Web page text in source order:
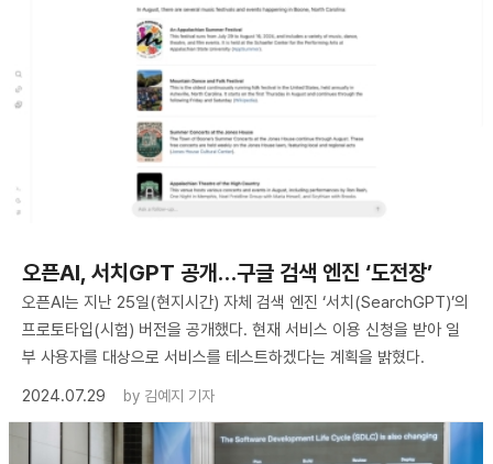
오픈AI, 서치GPT 공개…구글 검색 엔진 ‘도전장’
오픈AI는 지난 25일(현지시간) 자체 검색 엔진 ‘서치(SearchGPT)’의
프로토타입(시험) 버전을 공개했다. 현재 서비스 이용 신청을 받아 일
부 사용자를 대상으로 서비스를 테스트하겠다는 계획을 밝혔다.
2024.07.29
by 김예지 기자